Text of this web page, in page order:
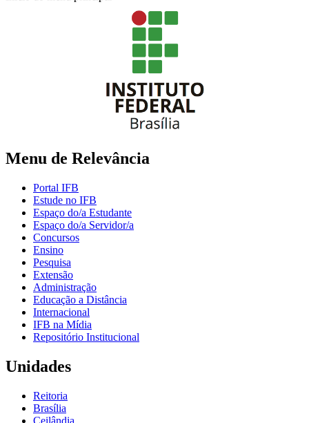
Menu de Relevância
Portal IFB
Estude no IFB
Espaço do/a Estudante
Espaço do/a Servidor/a
Concursos
Ensino
Pesquisa
Extensão
Administração
Educação a Distância
Internacional
IFB na Mídia
Repositório Institucional
Unidades
Reitoria
Brasília
Ceilândia